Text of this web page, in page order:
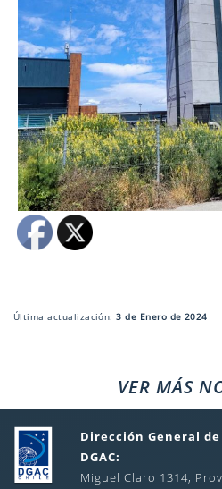
Última actualización:3 de Enero de 2024
VER MÁS
Dirección General
DGAC:
Miguel Claro 1314,